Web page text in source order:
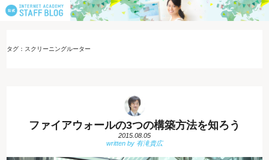
タグ：スクリーニングルーター
ファイアウォールの3つの構築方法を知ろう
2015.08.05